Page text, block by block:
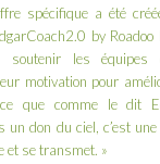
spécifique a été
by Roadoo
soutenir les
motivation pour
que comme le dit
un don du ciel, c’est
et se transmet. »